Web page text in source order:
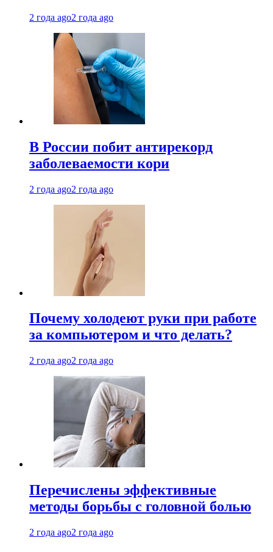
2 года ago2 года ago
В России побит антирекорд
заболеваемости кори
2 года ago2 года ago
Почему холодеют руки при работе
за компьютером и что делать?
2 года ago2 года ago
Перечислены эффективные
методы борьбы с головной болью
2 года ago2 года ago